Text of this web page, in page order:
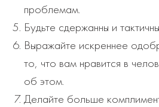
проблемам.
Будьте сдержанны и
Выражайте искреннее
то, что вам нравится в
об этом.
Делайте больше